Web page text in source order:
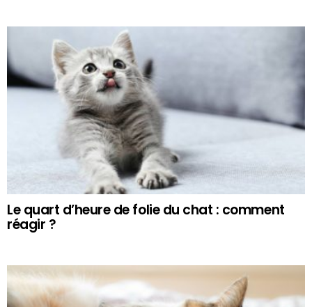
Le quart d’heure de folie du chat : comment
réagir ?